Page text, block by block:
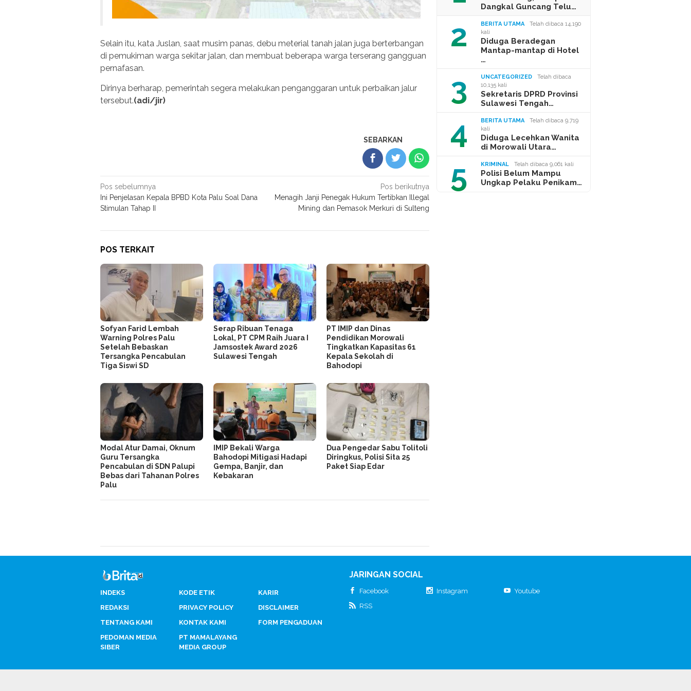
Selain itu, kata Juslan, saat musim panas, debu meterial tanah jalan juga berterbangan
di pemukiman warga sekitar jalan, dan membuat beberapa warga terserang gangguan
pernafasan.
Dirinya berharap, pemerintah segera melakukan penganggaran untuk perbaikan jalur
tersebut.(adi/jir)
SEBARKAN
Navigasi
pos
Pos sebelumnya
Ini Penjelasan Kepala BPBD Kota Palu Soal Dana
Stimulan Tahap II
Pos berikutnya
Menagih Janji Penegak Hukum Tertibkan Illegal
Mining dan Pemasok Merkuri di Sulteng
POS TERKAIT
Sofyan Farid Lembah
Warning Polres Palu
Setelah Bebaskan
Tersangka Pencabulan
Tiga Siswi SD
Serap Ribuan Tenaga
Lokal, PT CPM Raih Juara I
Jamsostek Award 2026
Sulawesi Tengah
PT IMIP dan Dinas
Pendidikan Morowali
Tingkatkan Kapasitas 61
Kepala Sekolah di
Bahodopi
Modal Atur Damai, Oknum
Guru Tersangka
Pencabulan di SDN Palupi
Bebas dari Tahanan Polres
Palu
IMIP Bekali Warga
Bahodopi Mitigasi Hadapi
Gempa, Banjir, dan
Kebakaran
Dua Pengedar Sabu Tolitoli
Diringkus, Polisi Sita 25
Paket Siap Edar
Dangkal Guncang Telu…
2 BERITA UTAMA
Telah dibaca 14,190
kali
Diduga Beradegan
Mantap-mantap di Hotel
…
3 UNCATEGORIZED
Telah dibaca
10,135 kali
Sekretaris DPRD Provinsi
Sulawesi Tengah…
4 BERITA UTAMA
Telah dibaca 9,719
kali
Diduga Lecehkan Wanita
di Morowali Utara…
5 KRIMINAL Telah dibaca 9,061 kali
Polisi Belum Mampu
Ungkap Pelaku Penikam…
INDEKS KODE ETIK
KARIR
REDAKSI
PRIVACY POLICY
DISCLAIMER
TENTANG KAMI
KONTAK KAMI
FORM PENGADUAN
PEDOMAN MEDIA
SIBER
PT MAMALAYANG
MEDIA GROUP
JARINGAN SOCIAL
Facebook Instagram
Youtube
RSS